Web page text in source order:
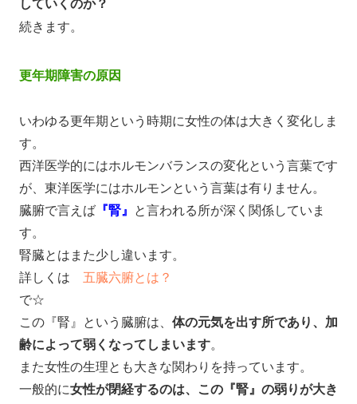
していくのか？
続きます。
更年期障害の原因
いわゆる更年期という時期に女性の体は大きく変化しま
す。
西洋医学的にはホルモンバランスの変化という言葉です
が、東洋医学にはホルモンという言葉は有りません。
臓腑で言えば『腎』
と言われる所が深く関係していま
す。
腎臓とはまた少し違います。
詳しくは 五臓六腑とは？
で☆
この『腎』という臓腑は、 体の元気を出す所であり、加
齢によって弱くなってしまいます。
また女性の生理とも大きな関わりを持っています。
一般的に女性が閉経するのは、この『腎』の弱りが大き